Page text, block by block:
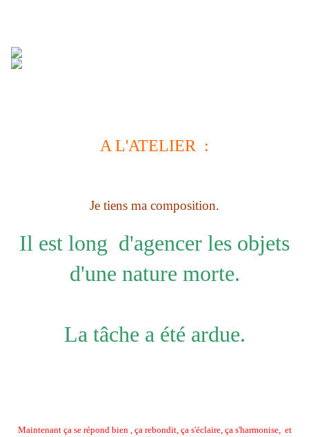
A L'ATELIER :
Je tiens ma composition.
Il est long d'agencer les objets
d'une nature morte.
La tâche a été ardue.
Maintenant ça se répond bien , ça rebondit, ça s'éclaire, ça s'harmonise, et